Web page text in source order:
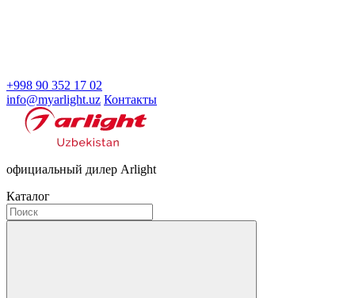
+998 90 352 17 02
info@myarlight.uz Контакты
официальный дилер Arlight
Каталог